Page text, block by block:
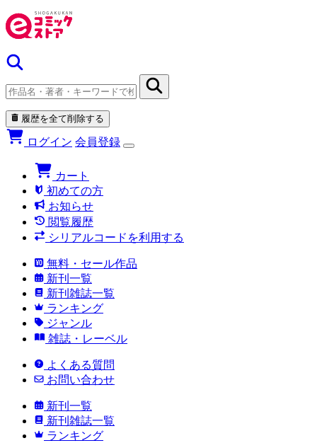
履歴を全て削除する
ログイン 会員登録
カート
初めての方
お知らせ
閲覧履歴
シリアルコードを利用する
無料・セール作品
新刊一覧
新刊雑誌一覧
ランキング
ジャンル
雑誌・レーベル
よくある質問
お問い合わせ
新刊一覧
新刊雑誌一覧
ランキング